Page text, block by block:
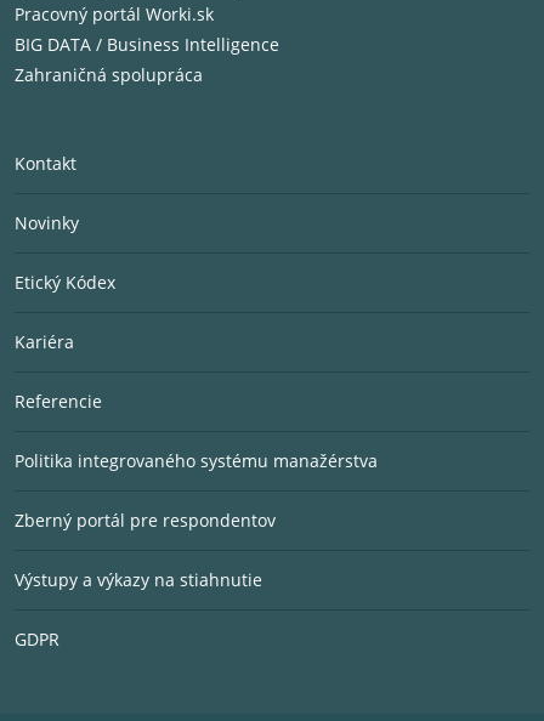
Pracovný portál Worki.sk
BIG DATA / Business Intelligence
Zahraničná spolupráca
Kontakt
Novinky
Etický Kódex
Kariéra
Referencie
Politika integrovaného systému manažérstva
Zberný portál pre respondentov
Výstupy a výkazy na stiahnutie
GDPR